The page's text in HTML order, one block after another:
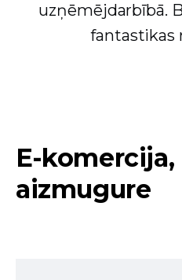
uzņēmējdarbībā.
fantastikas
E-
aizmugure